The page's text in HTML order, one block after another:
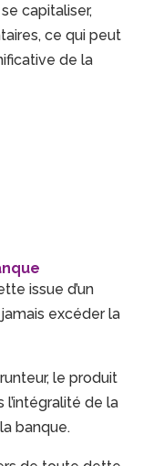
capitaliser,
ce qui peut
de la
issue d’un
excéder la
le produit
de la
banque.